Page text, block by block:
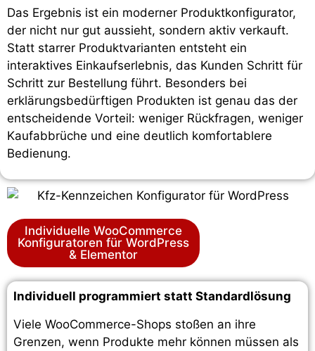
Das Ergebnis ist ein moderner Produktkonfigurator,
der nicht nur gut aussieht, sondern aktiv verkauft.
Statt starrer Produktvarianten entsteht ein
interaktives Einkaufserlebnis, das Kunden Schritt für
Schritt zur Bestellung führt. Besonders bei
erklärungsbedürftigen Produkten ist genau das der
entscheidende Vorteil: weniger Rückfragen, weniger
Kaufabbrüche und eine deutlich komfortablere
Bedienung.
Individuelle WooCommerce
Konfiguratoren für WordPress
& Elementor
Individuell programmiert statt Standardlösung
Viele WooCommerce-Shops stoßen an ihre
Grenzen, wenn Produkte mehr können müssen als